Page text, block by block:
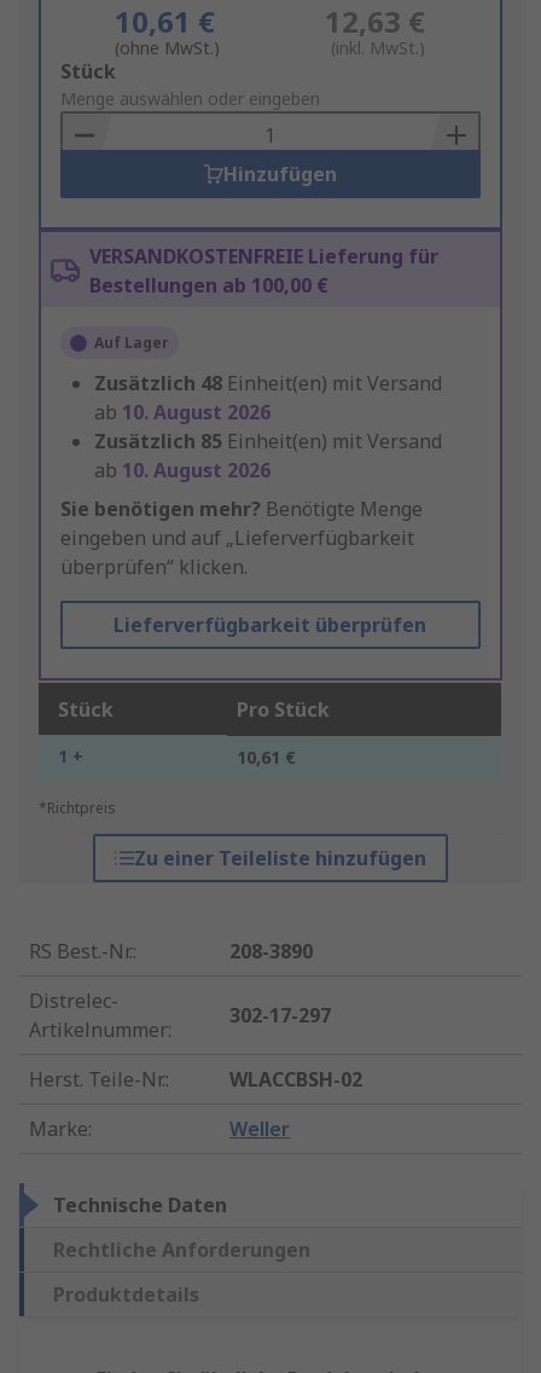
10,61 €
(ohne MwSt.)
12,63 €
(inkl. MwSt.)
Add
to
Basket
Stück
Menge auswählen oder eingeben
Hinzufügen
VERSANDKOSTENFREIE Lieferung für
Bestellungen ab 100,00 €
Auf Lager
Zusätzlich 48 Einheit(en) mit Versand
ab 10. August 2026
Zusätzlich 85 Einheit(en) mit Versand
ab 10. August 2026
Sie benötigen mehr? Benötigte Menge
eingeben und auf „Lieferverfügbarkeit
überprüfen“ klicken.
Lieferverfügbarkeit überprüfen
Stück Pro Stück
1 + 10,61 €
*Richtpreis
Zu einer Teileliste hinzufügen
RS Best.-Nr.:
208-3890
Distrelec-
Artikelnummer:
302-17-297
Herst. Teile-Nr.:
WLACCBSH-02
Marke: Weller
Technische Daten
Rechtliche Anforderungen
Produktdetails